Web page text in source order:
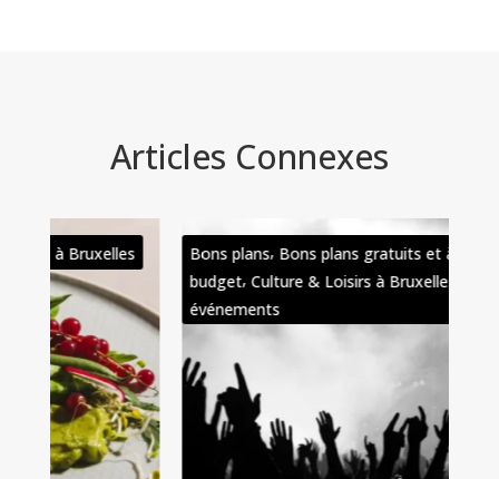
Articles Connexes
Bons plans
Bons plans gratuits et à petit
budget
Culture & Loisirs à Bruxelles,
événements